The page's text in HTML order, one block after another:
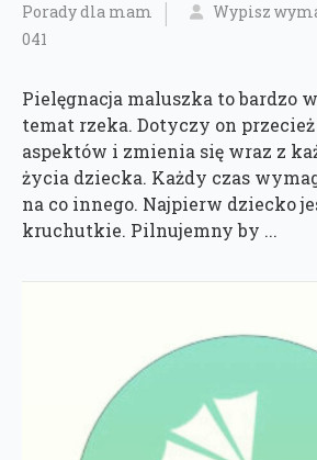
Porady dla mam Wypisz
041
Pielęgnacja maluszka to bardzo
temat rzeka. Dotyczy on
aspektów i zmienia się wraz z
życia dziecka. Każdy czas
na co innego. Najpierw dziecko
kruchutkie. Pilnujemny by ...